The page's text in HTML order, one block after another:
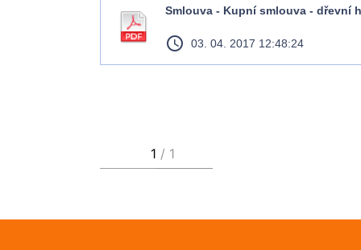
Smlouva - Kupní smlouva - dřevní
access_time 03. 04. 2017 12:48:24